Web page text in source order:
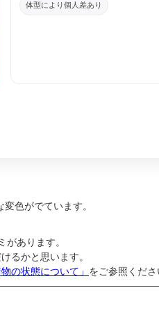
体型により個人差あり
色がでています。
あります。
るかと思います。
の状態について」 をご参照くだ